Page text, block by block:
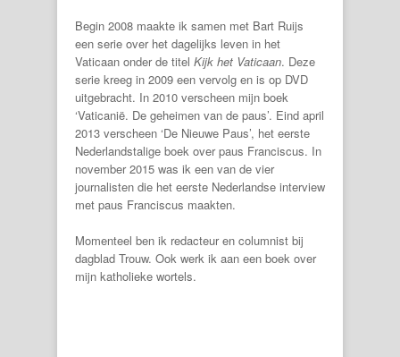
Begin 2008 maakte ik samen met Bart Ruijs
een serie over het dagelijks leven in het
Vaticaan onder de titel Kijk het Vaticaan. Deze
serie kreeg in 2009 een vervolg en is op DVD
uitgebracht. In 2010 verscheen mijn boek
‘Vaticanië. De geheimen van de paus’. Eind april
2013 verscheen ‘De Nieuwe Paus’, het eerste
Nederlandstalige boek over paus Franciscus. In
november 2015 was ik een van de vier
journalisten die het eerste Nederlandse interview
met paus Franciscus maakten.
Momenteel ben ik redacteur en columnist bij
dagblad Trouw. Ook werk ik aan een boek over
mijn katholieke wortels.